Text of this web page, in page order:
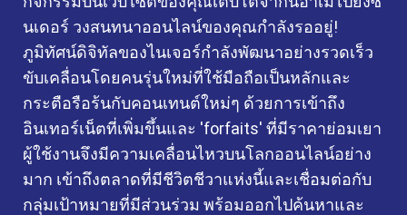
นเดอร์ วงสนทนาออนไลน์ของคุณกำลังรออยู่!
ภูมิทัศน์ดิจิทัลของไนเจอร์กำลังพัฒนาอย่างรวดเร็ว
ขับเคลื่อนโดยคนรุ่นใหม่ที่ใช้มือถือเป็นหลักและ
กระตือรือร้นกับคอนเทนต์ใหม่ๆ ด้วยการเข้าถึง
อินเทอร์เน็ตที่เพิ่มขึ้นและ 'forfaits' ที่มีราคาย่อมเยา
ผู้ใช้งานจึงมีความเคลื่อนไหวบนโลกออนไลน์อย่าง
มาก เข้าถึงตลาดที่มีชีวิตชีวาแห่งนี้และเชื่อมต่อกับ
กลุ่มเป้าหมายที่มีส่วนร่วม พร้อมออกไปค้นหาและ